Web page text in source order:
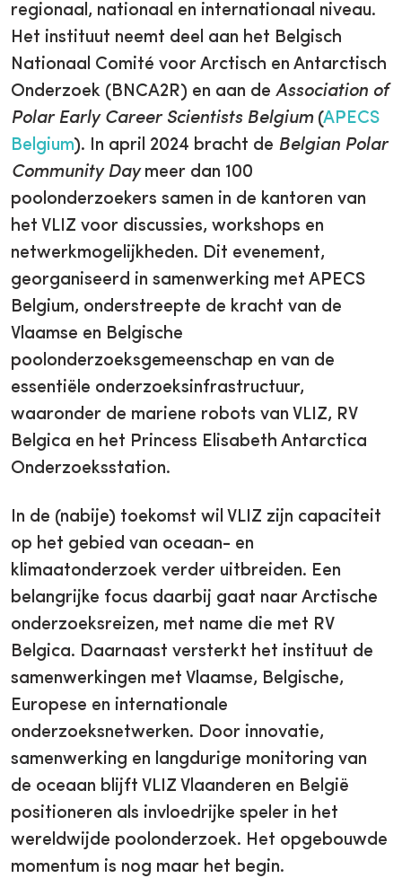
regionaal, nationaal en internationaal niveau.
Het instituut neemt deel aan het Belgisch
Nationaal Comité voor Arctisch en Antarctisch
Onderzoek (BNCA2R) en aan de Association of
Polar Early Career Scientists Belgium(APECS
Belgium). In april 2024 bracht de Belgian Polar
Community Daymeer dan 100
poolonderzoekers samen in de kantoren van
het VLIZ voor discussies, workshops en
netwerkmogelijkheden. Dit evenement,
georganiseerd in samenwerking met APECS
Belgium, onderstreepte de kracht van de
Vlaamse en Belgische
poolonderzoeksgemeenschap en van de
essentiële onderzoeksinfrastructuur,
waaronder de mariene robots van VLIZ, RV
Belgica en het Princess Elisabeth Antarctica
Onderzoeksstation.
In de (nabije) toekomst wil VLIZ zijn capaciteit
op het gebied van oceaan- en
klimaatonderzoek verder uitbreiden. Een
belangrijke focus daarbij gaat naar Arctische
onderzoeksreizen, met name die met RV
Belgica. Daarnaast versterkt het instituut de
samenwerkingen met Vlaamse, Belgische,
Europese en internationale
onderzoeksnetwerken. Door innovatie,
samenwerking en langdurige monitoring van
de oceaan blijft VLIZ Vlaanderen en België
positioneren als invloedrijke speler in het
wereldwijde poolonderzoek. Het opgebouwde
momentum is nog maar het begin.